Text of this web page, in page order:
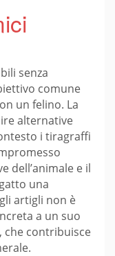
senza
comune
un felino. La
alternative
i tiragraffi
dell’animale e il
una
artigli non è
a un suo
che contribuisce